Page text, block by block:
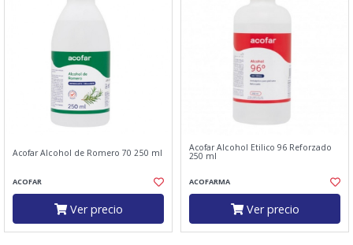
Acofar Alcohol de Romero 70 250 ml
ACOFAR
Ver precio
Acofar Alcohol Etilico 96 Reforzado
250 ml
ACOFARMA
Ver precio